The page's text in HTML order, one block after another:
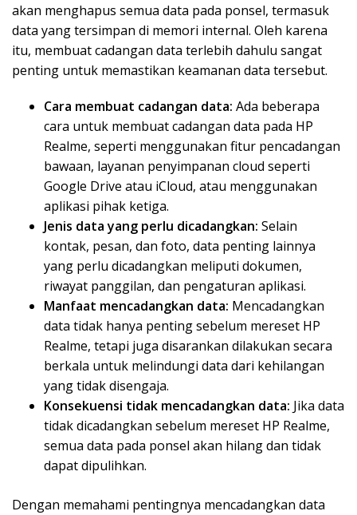
akan menghapus semua data pada ponsel, termasuk
data yang tersimpan di memori internal. Oleh karena
itu, membuat cadangan data terlebih dahulu sangat
penting untuk memastikan keamanan data tersebut.
Cara membuat cadangan data: Ada beberapa
cara untuk membuat cadangan data pada HP
Realme, seperti menggunakan fitur pencadangan
bawaan, layanan penyimpanan cloud seperti
Google Drive atau iCloud, atau menggunakan
aplikasi pihak ketiga.
Jenis data yang perlu dicadangkan: Selain
kontak, pesan, dan foto, data penting lainnya
yang perlu dicadangkan meliputi dokumen,
riwayat panggilan, dan pengaturan aplikasi.
Manfaat mencadangkan data: Mencadangkan
data tidak hanya penting sebelum mereset HP
Realme, tetapi juga disarankan dilakukan secara
berkala untuk melindungi data dari kehilangan
yang tidak disengaja.
Konsekuensi tidak mencadangkan data: Jika data
tidak dicadangkan sebelum mereset HP Realme,
semua data pada ponsel akan hilang dan tidak
dapat dipulihkan.
Dengan memahami pentingnya mencadangkan data